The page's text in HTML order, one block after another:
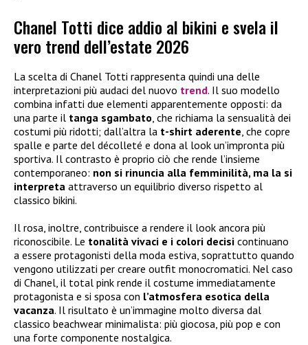
Chanel Totti dice addio al bikini e svela il
vero trend dell’estate 2026
La scelta di Chanel Totti rappresenta quindi una delle
interpretazioni più audaci del nuovo trend. Il suo modello
combina infatti due elementi apparentemente opposti: da
una parte il tanga sgambato , che richiama la sensualità dei
costumi più ridotti; dall’altra la t-shirt aderente , che copre
spalle e parte del décolleté e dona al look un’impronta più
sportiva. Il contrasto è proprio ciò che rende l’insieme
contemporaneo: non si rinuncia alla femminilità, ma la si
interpreta attraverso un equilibrio diverso rispetto al
classico bikini.
Il rosa, inoltre, contribuisce a rendere il look ancora più
riconoscibile. Le tonalità vivaci e i colori decisi continuano
a essere protagonisti della moda estiva, soprattutto quando
vengono utilizzati per creare outfit monocromatici. Nel caso
di Chanel, il total pink rende il costume immediatamente
protagonista e si sposa con l’atmosfera esotica della
vacanza. Il risultato è un’immagine molto diversa dal
classico beachwear minimalista: più giocosa, più pop e con
una forte componente nostalgica.